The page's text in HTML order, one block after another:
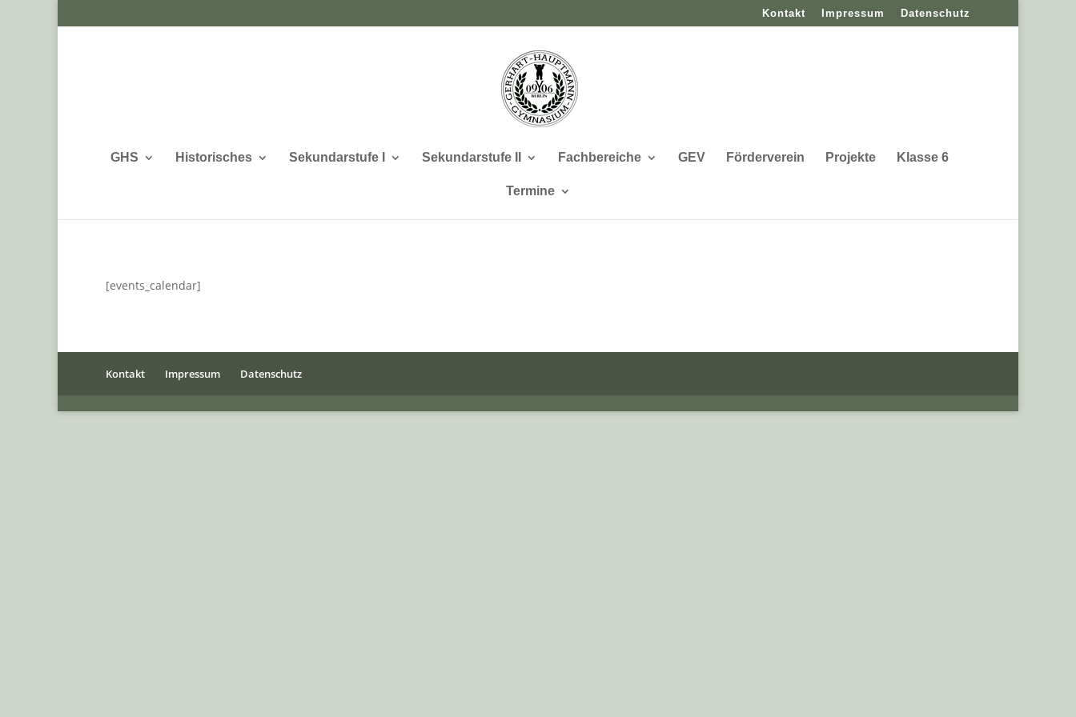
Kontakt Impressum Datenschutz
GHS Historisches Sekundarstufe I Sekundarstufe II Fachbereiche GEV Förderverein Projekte Klasse 6
Termine
[events_calendar]
Kontakt Impressum Datenschutz